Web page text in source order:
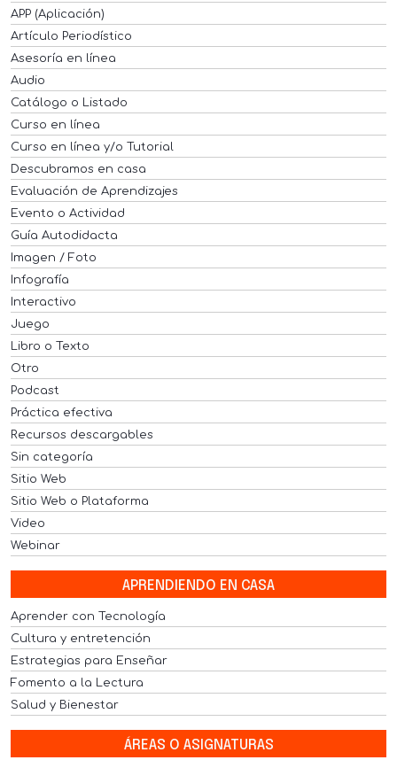
APP (Aplicación)
Artículo Periodístico
Asesoría en línea
Audio
Catálogo o Listado
Curso en línea
Curso en línea y/o Tutorial
Descubramos en casa
Evaluación de Aprendizajes
Evento o Actividad
Guía Autodidacta
Imagen / Foto
Infografía
Interactivo
Juego
Libro o Texto
Otro
Podcast
Práctica efectiva
Recursos descargables
Sin categoría
Sitio Web
Sitio Web o Plataforma
Video
Webinar
APRENDIENDO EN CASA
Aprender con Tecnología
Cultura y entretención
Estrategias para Enseñar
Fomento a la Lectura
Salud y Bienestar
ÁREAS O ASIGNATURAS